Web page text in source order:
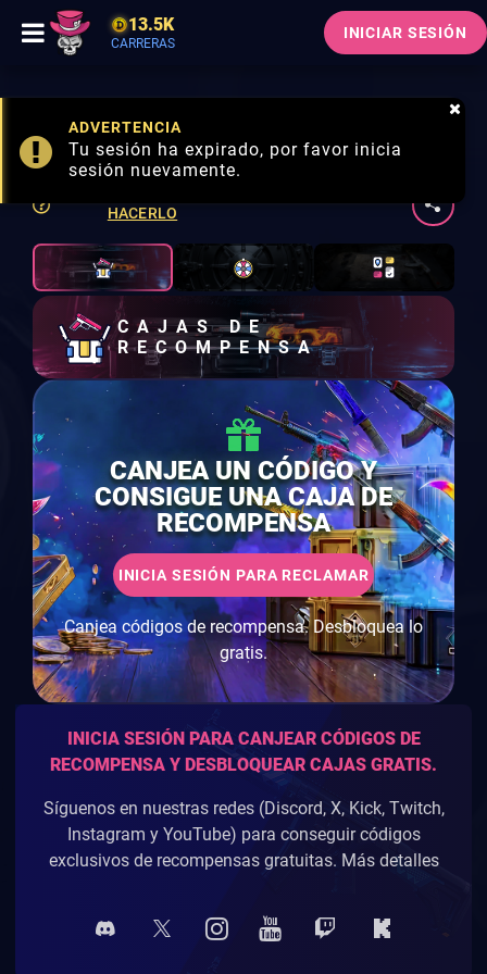
13.5K
CARRERAS
INICIAR SESIÓN
HACERLO
Reclama tus cajas de recompensa
CAJAS DE
RECOMPENSA
CANJEA UN CÓDIGO Y
CONSIGUE UNA CAJA DE
RECOMPENSA
INICIA SESIÓN PARA RECLAMAR
Canjea códigos de recompensa. Desbloquea lo
gratis.
INICIA SESIÓN PARA CANJEAR CÓDIGOS DE
RECOMPENSA Y DESBLOQUEAR CAJAS GRATIS.
Síguenos en nuestras redes (Discord, X, Kick, Twitch,
Instagram y YouTube) para conseguir códigos
exclusivos de recompensas gratuitas. Más detalles
Sigue nuestros canales sociales (Discord,
ADVERTENCIA
Tu sesión ha expirado, por favor inicia
sesión nuevamente.